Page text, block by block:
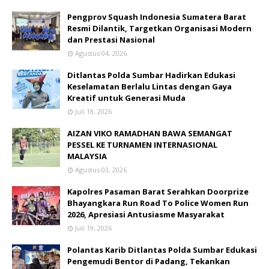
Pengprov Squash Indonesia Sumatera Barat
Resmi Dilantik, Targetkan Organisasi Modern
dan Prestasi Nasional
Agustus 04, 2026
Ditlantas Polda Sumbar Hadirkan Edukasi
Keselamatan Berlalu Lintas dengan Gaya
Kreatif untuk Generasi Muda
Juli 18, 2026
AIZAN VIKO RAMADHAN BAWA SEMANGAT
PESSEL KE TURNAMEN INTERNASIONAL
MALAYSIA
Agustus 03, 2026
Kapolres Pasaman Barat Serahkan Doorprize
Bhayangkara Run Road To Police Women Run
2026, Apresiasi Antusiasme Masyarakat
Juli 19, 2026
Polantas Karib Ditlantas Polda Sumbar Edukasi
Pengemudi Bentor di Padang, Tekankan